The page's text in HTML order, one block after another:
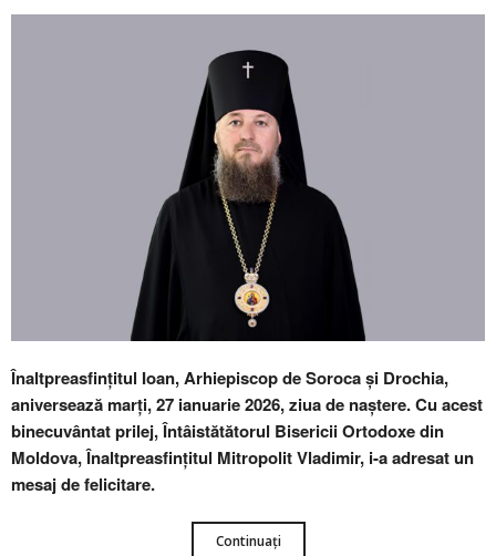
Înaltpreasfințitul Ioan, Arhiepiscop de Soroca și Drochia,
aniversează marți, 27 ianuarie 2026, ziua de naștere. Cu acest
binecuvântat prilej, Întâistătătorul Bisericii Ortodoxe din
Moldova, Înaltpreasfințitul Mitropolit Vladimir, i-a adresat un
mesaj de felicitare.
Continuați